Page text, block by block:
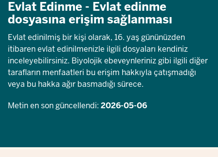
Evlat Edinme - Evlat edinme
dosyasına erişim sağlanması
Evlat edinilmiş bir kişi olarak, 16. yaş gününüzden
itibaren evlat edinilmenizle ilgili dosyaları kendiniz
inceleyebilirsiniz. Biyolojik ebeveynleriniz gibi ilgili diğer
tarafların menfaatleri bu erişim hakkıyla çatışmadığı
veya bu hakka ağır basmadığı sürece.
Metin en son güncellendi: 2026-05-06